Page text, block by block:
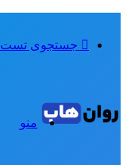
جستجوی تست
منو